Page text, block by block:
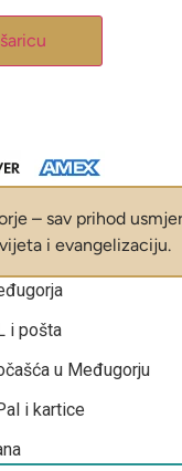
– sav prihod
i evangelizaciju.
i pošta
u Međugorju
i kartice